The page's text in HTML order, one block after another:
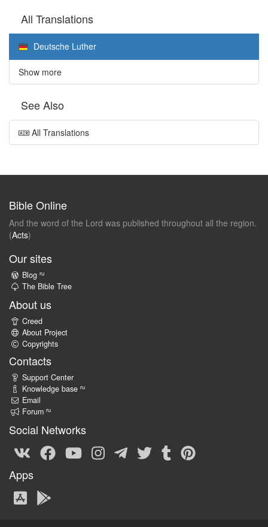
All Translations
Deutsche Luther
Show more
See Also
All Translations
Bible Online
And the word of the Lord was published throughout all the region.
(Acts)
Our sites
Blog ru
The Bible Tree
About us
Creed
About Project
Copyrights
Contacts
Support Center
Knowledge base ru
Email
Forum ru
Social Networks
Apps